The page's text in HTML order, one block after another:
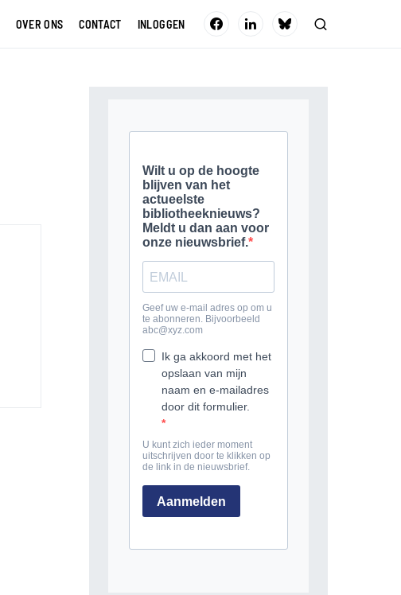
OVER ONS CONTACT INLOGGEN